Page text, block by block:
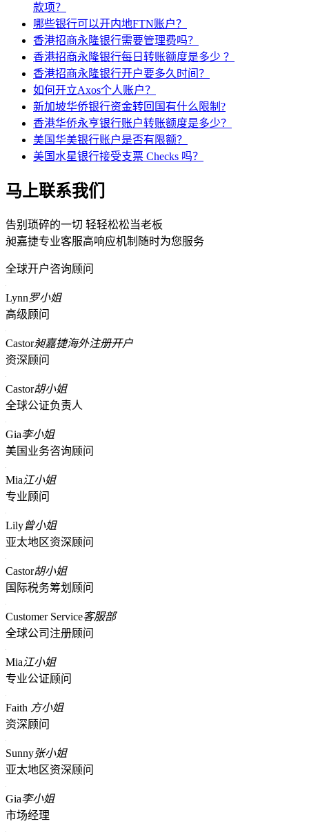
款项？
哪些银行可以开内地FTN账户？
香港招商永隆银行需要管理费吗？
香港招商永隆银行每日转账额度是多少 ？
香港招商永隆银行开户要多久时间？
如何开立Axos个人账户？
新加坡华侨银行资金转回国有什么限制?
香港华侨永亨银行账户转账额度是多少？
美国华美银行账户是否有限额？
美国水星银行接受支票 Checks 吗？
马上联系我们
告别琐碎的一切 轻轻松松当老板
昶嘉捷专业客服高响应机制随时为您服务
全球开户咨询顾问
Lynn罗小姐
高级顾问
Castor昶嘉捷海外注册开户
资深顾问
Castor胡小姐
全球公证负责人
Gia李小姐
美国业务咨询顾问
Mia江小姐
专业顾问
Lily曾小姐
亚太地区资深顾问
Castor胡小姐
国际税务筹划顾问
Customer Service客服部
全球公司注册顾问
Mia江小姐
专业公证顾问
Faith 方小姐
资深顾问
Sunny张小姐
亚太地区资深顾问
Gia李小姐
市场经理